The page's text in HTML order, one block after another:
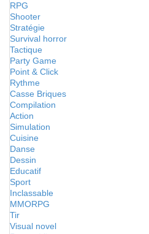
RPG
Shooter
Stratégie
Survival horror
Tactique
Party Game
Point & Click
Rythme
Casse Briques
Compilation
Action
Simulation
Cuisine
Danse
Dessin
Educatif
Sport
Inclassable
MMORPG
Tir
Visual novel